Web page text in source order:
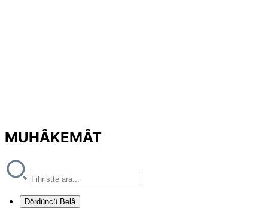
MUHÂKEMÂT
Dördüncü Belâ